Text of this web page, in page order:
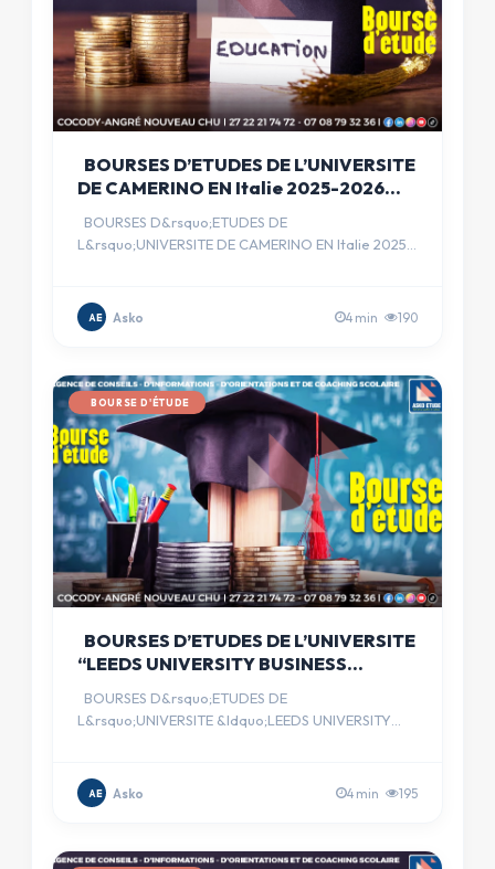
BOURSES D’ETUDES DE L’UNIVERSITE
DE CAMERINO EN Italie 2025-2026
BOURSES D&rsquo;ETUDES DE
L&rsquo;UNIVERSITE DE CAMERINO EN Italie 2025-
AE Asko 4 min 190
BOURSE D'ÉTUDE
BOURSES D’ETUDES DE L’UNIVERSITE
“LEEDS UNIVERSITY BUSINESS
BOURSES D&rsquo;ETUDES DE
L&rsquo;UNIVERSITE &ldquo;LEEDS UNIVERSITY
AE Asko 4 min 195